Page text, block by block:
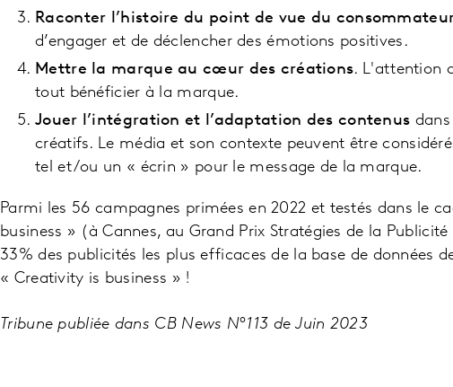
Raconter l’histoire du point de vue du
d’engager et de déclencher des émotions positives.
Mettre la marque au cœur des créations. L'attention
tout bénéficier à la marque.
Jouer l’intégration et l’adaptation des contenus
créatifs. Le média et son contexte peuvent être
tel et/ou un « écrin » pour le message de la marque.
Parmi les 56 campagnes primées en 2022 et testés dans le
business » (à Cannes, au Grand Prix Stratégies de la
33% des publicités les plus efficaces de la base de données
« Creativity is business » !
Tribune publiée dans CB News N°113 de Juin 2023